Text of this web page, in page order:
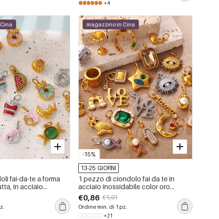
+4
fai-da-te a forma
in acciaio
-15%
magazzino in Cina
13-25 GIORNI
1 pezzo di ciondolo fai da te in
acciaio inossidabile color oro
impermeabile
€0,86 €1,01
Ordine min. di 1 pz.
+21